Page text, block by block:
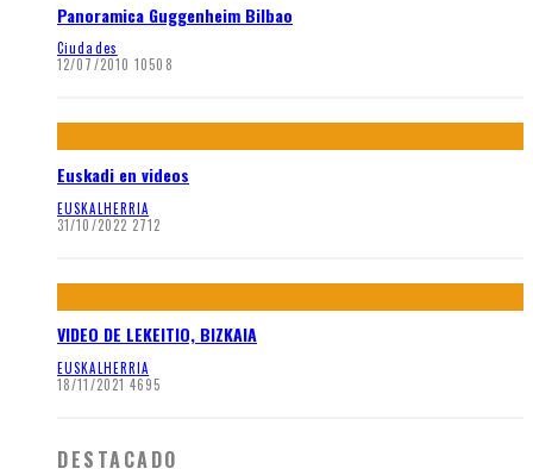
Panoramica Guggenheim Bilbao
Ciudades
12/07/2010 10508
Euskadi en videos
EUSKALHERRIA
31/10/2022 2712
VIDEO DE LEKEITIO, BIZKAIA
EUSKALHERRIA
18/11/2021 4695
DESTACADO